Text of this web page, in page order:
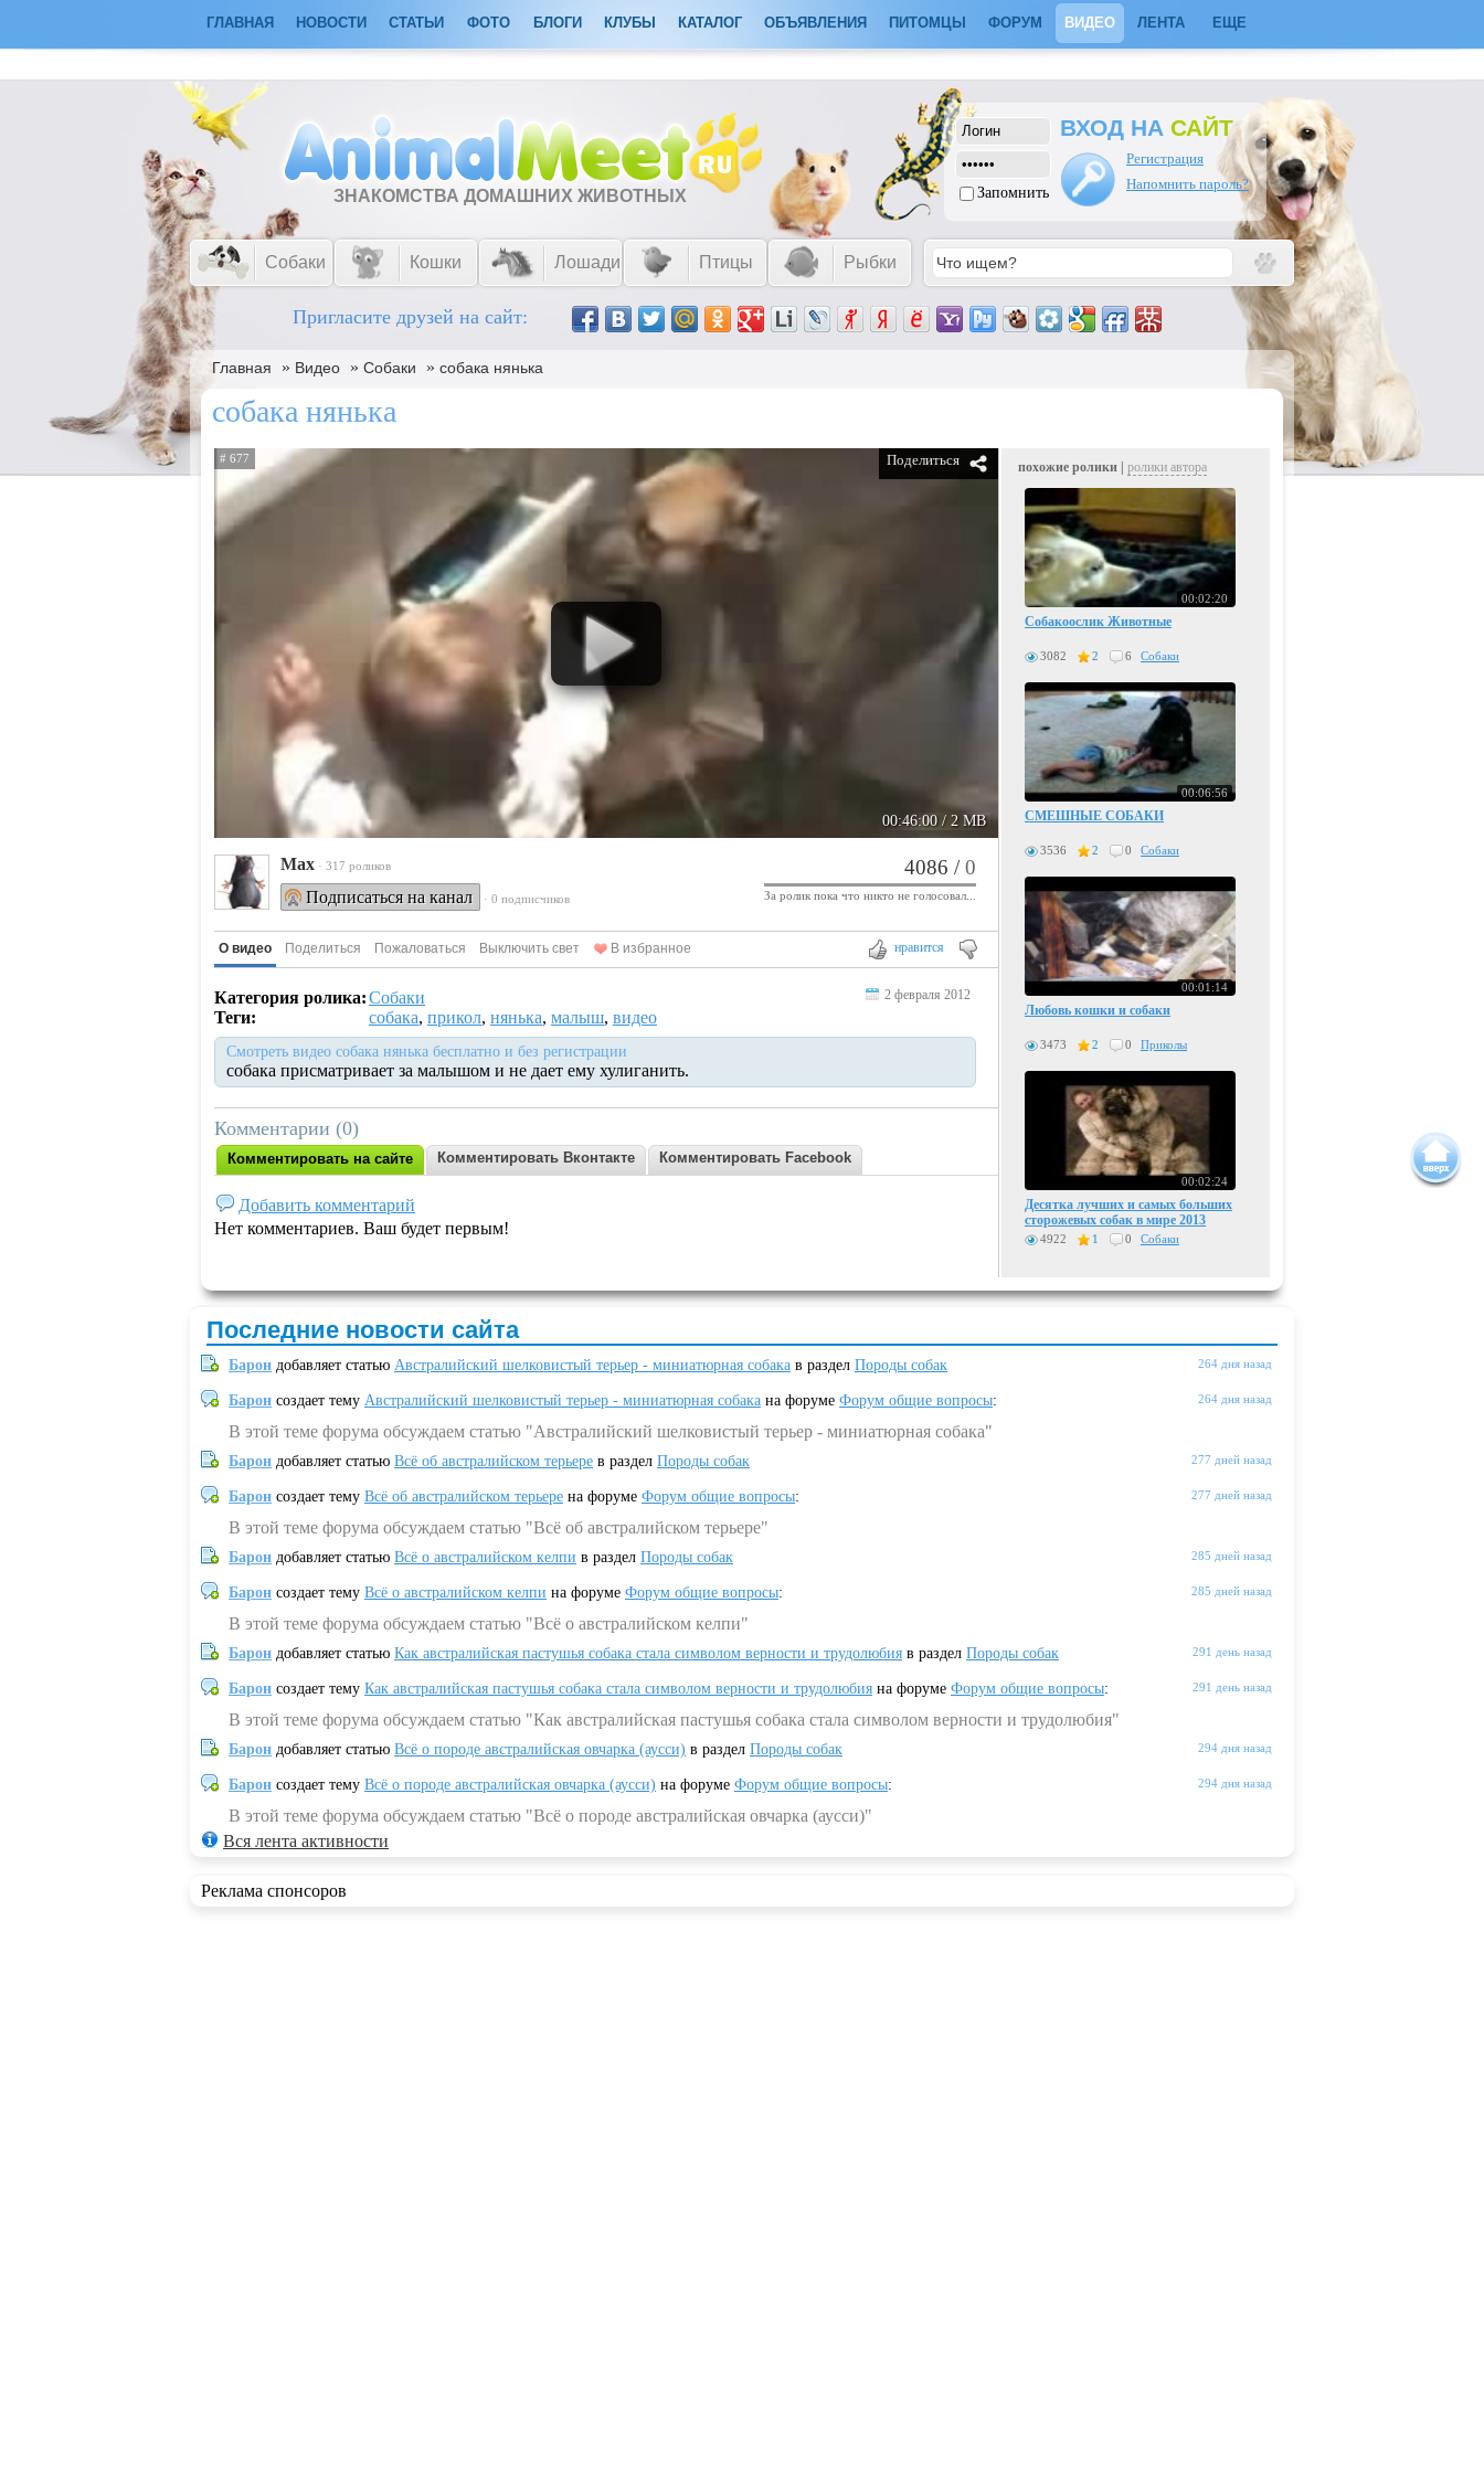
ГЛАВНАЯ НОВОСТИ СТАТЬИ ФОТО БЛОГИ КЛУБЫ КАТАЛОГ ОБЪЯВЛЕНИЯ ПИТОМЦЫ ФОРУМ ВИДЕО ЛЕНТА ЕЩЕ
ЗНАКОМСТВА ДОМАШНИХ ЖИВОТНЫХ Запомнить
ВХОД НА САЙТ
Регистрация
Напомнить пароль?
Собаки Кошки Лошади Птицы Рыбки
Пригласите друзей на сайт:
Главная » Видео » Собаки » собака нянька
собака нянька
# 677
00:46:00/ 2 MB
Поделиться
Max · 317 роликов
Подписаться на канал · 0 подписчиков
4086 /0
За ролик пока что никто не голосовал...
нравится
О видео Поделиться Пожаловаться Выключить свет В избранное
Категория ролика:Собаки
Теги:
собака, прикол, нянька, малыш, видео
Смотреть видео собака нянька бесплатно и без регистрации
собака присматривает за малышом и не дает ему хулиганить.
2 февраля 2012
Комментарии (0)
Комментировать на сайте Комментировать Вконтакте Комментировать Facebook
Добавить комментарий
Нет комментариев. Ваш будет первым!
похожие ролики | ролики автора
00:02:20
Собакоослик Животные
3082 2 6 Собаки
00:06:56
СМЕШНЫЕ СОБАКИ
3536 2 0 Собаки
00:01:14
Любовь кошки и собаки
3473 2 0 Приколы
00:02:24
Десятка лучших и самых больших
сторожевых собак в мире 2013
4922 1 0 Собаки
Последние новости сайта
264 дня назад
Барон добавляет статью Австралийский шелковистый терьер - миниатюрная собака в раздел Породы собак
264 дня назад
Барон создает тему Австралийский шелковистый терьер - миниатюрная собака на форуме Форум общие вопросы:
В этой теме форума обсуждаем статью "Австралийский шелковистый терьер - миниатюрная собака"
277 дней назад
Барон добавляет статью Всё об австралийском терьере в раздел Породы собак
277 дней назад
Барон создает тему Всё об австралийском терьере на форуме Форум общие вопросы:
В этой теме форума обсуждаем статью "Всё об австралийском терьере"
285 дней назад
Барон добавляет статью Всё о австралийском келпи в раздел Породы собак
285 дней назад
Барон создает тему Всё о австралийском келпи на форуме Форум общие вопросы:
В этой теме форума обсуждаем статью "Всё о австралийском келпи"
291 день назад
Барон добавляет статью Как австралийская пастушья собака стала символом верности и трудолюбия в раздел Породы собак
291 день назад
Барон создает тему Как австралийская пастушья собака стала символом верности и трудолюбия на форуме Форум общие вопросы:
В этой теме форума обсуждаем статью "Как австралийская пастушья собака стала символом верности и трудолюбия"
294 дня назад
Барон добавляет статью Всё о породе австралийская овчарка (аусси) в раздел Породы собак
294 дня назад
Барон создает тему Всё о породе австралийская овчарка (аусси) на форуме Форум общие вопросы:
В этой теме форума обсуждаем статью "Всё о породе австралийская овчарка (аусси)"
Вся лента активности
Реклама спонсоров